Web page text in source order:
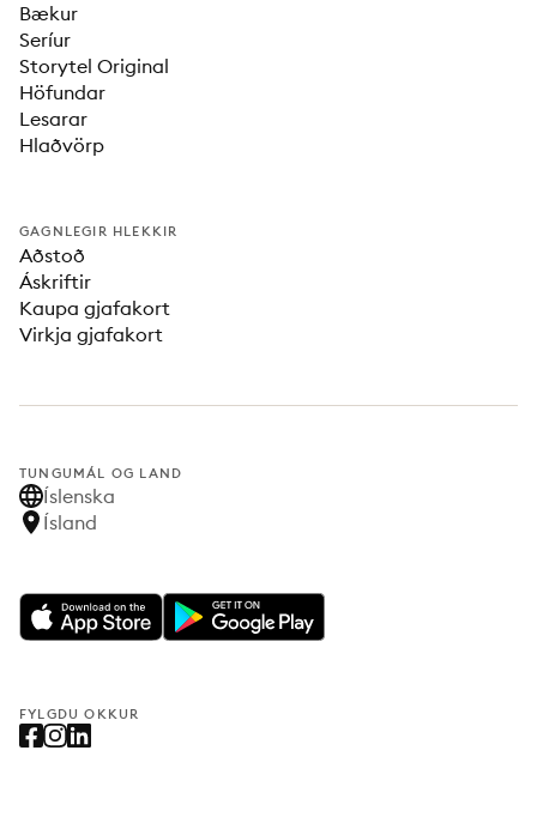
Bækur
Seríur
Storytel Original
Höfundar
Lesarar
Hlaðvörp
GAGNLEGIR HLEKKIR
Aðstoð
Áskriftir
Kaupa gjafakort
Virkja gjafakort
TUNGUMÁL OG LAND
Íslenska
Ísland
FYLGDU OKKUR